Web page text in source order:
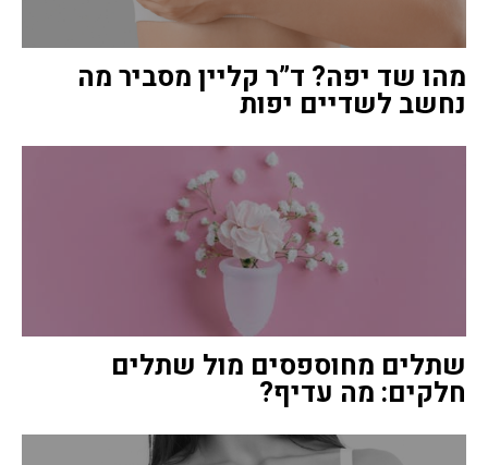
מהו שד יפה? ד”ר קליין מסביר מה
נחשב לשדיים יפות
שתלים מחוספסים מול שתלים
חלקים: מה עדיף?